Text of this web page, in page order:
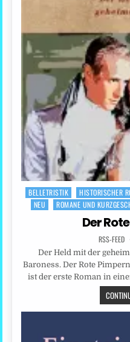
Posted
BELLETRISTIK HISTORISCHER
NEU
ROMANE UND
Der
RSS-FEED
Der Held mit der
Baroness. Der Rote
ist der erste Roman in